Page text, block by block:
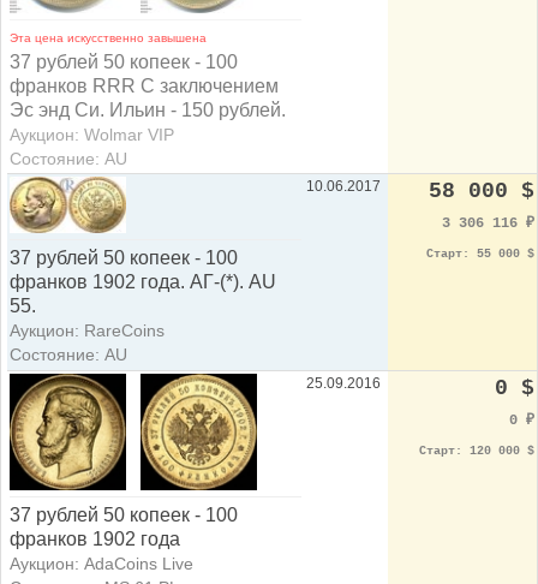
Эта цена искусственно завышена
37 рублей 50 копеек - 100
франков RRR C заключением
Эс энд Си. Ильин - 150 рублей.
Аукцион: Wolmar VIP
Состояние: AU
37 рублей 50 копеек - 100
франков 1902 года. АГ-(*). AU
55.
Аукцион: RareCoins
Состояние: AU
10.06.2017 58 000 $
3 306 116 ₽
Старт: 55 000 $
37 рублей 50 копеек - 100
франков 1902 года
Аукцион: AdaCoins Live
25.09.2016 0 $
0 ₽
Старт: 120 000 $